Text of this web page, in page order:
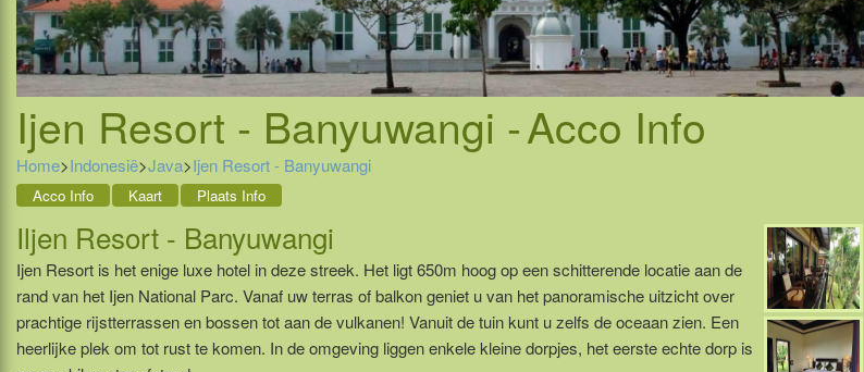
Ijen Resort - Banyuwangi -Acco Info
Home>Indonesië>Java>Ijen Resort - Banyuwangi
Acco Info Kaart Plaats Info
Iljen Resort - Banyuwangi
Ijen Resort is het enige luxe hotel in deze streek. Het ligt 650m hoog op een schitterende locatie aan de
rand van het Ijen National Parc. Vanaf uw terras of balkon geniet u van het panoramische uitzicht over
prachtige rijstterrassen en bossen tot aan de vulkanen! Vanuit de tuin kunt u zelfs de oceaan zien. Een
heerlijke plek om tot rust te komen. In de omgeving liggen enkele kleine dorpjes, het eerste echte dorp is